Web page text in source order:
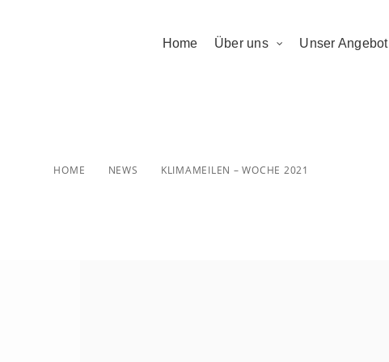
Home Über uns Unser Angebot
HOME NEWS KLIMAMEILEN – WOCHE 2021